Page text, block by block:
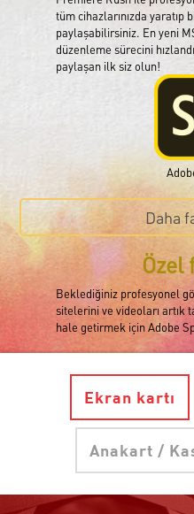
tüm cihazlarınızda yaratıp
paylaşabilirsiniz. En yeni
düzenleme sürecini
paylaşan ilk siz olun!
Daha
Özel
Beklediğiniz profesyonel
sitelerini ve videoları artık
hale getirmek için Adobe
Ekran kartı
Anakart /